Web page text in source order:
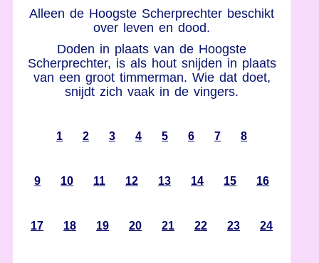
Alleen de Hoogste Scherprechter beschikt
over leven en dood.
Doden in plaats van de Hoogste
Scherprechter, is als hout snijden in plaats
van een groot timmerman. Wie dat doet,
snijdt zich vaak in de vingers.
1 2 3 4 5 6 7 8
9 10 11 12 13 14 15 16
17 18 19 20 21 22 23 24